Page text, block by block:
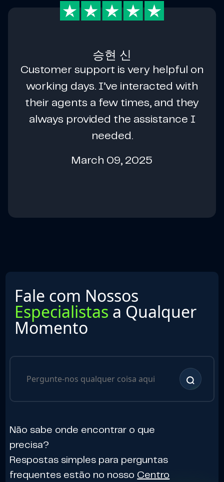
승현 신
Customer support is very helpful on
working days. I’ve interacted with
their agents a few times, and they
always provided the assistance I
needed.
March 09, 2025
Fale com Nossos
Especialistas a Qualquer
Momento
Não sabe onde encontrar o que
precisa?
Respostas simples para perguntas
frequentes estão no nosso Centro